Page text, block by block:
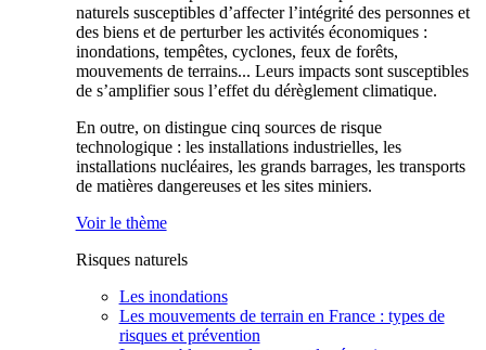
naturels susceptibles d’affecter l’intégrité des personnes et
des biens et de perturber les activités économiques :
inondations, tempêtes, cyclones, feux de forêts,
mouvements de terrains... Leurs impacts sont susceptibles
de s’amplifier sous l’effet du dérèglement climatique.
En outre, on distingue cinq sources de risque
technologique : les installations industrielles, les
installations nucléaires, les grands barrages, les transports
de matières dangereuses et les sites miniers.
Voir le thème
Risques naturels
Les inondations
Les mouvements de terrain en France : types de
risques et prévention